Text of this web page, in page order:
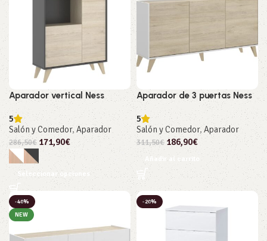
Aparador vertical Ness
5
Salón y Comedor, Aparador
286,50€ 171,90€
Seleccionar opciones
Aparador de 3 puertas Ness
5
Salón y Comedor,Aparador
311,50€ 186,90€
Añadir al carrito
-40%
NEW
-20%